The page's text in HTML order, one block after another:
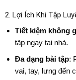
2. Lợi Ích Khi Tập
Tiết kiệm không
tập ngay tại nhà.
Đa dạng bài tập:
vai, tay, lưng đến